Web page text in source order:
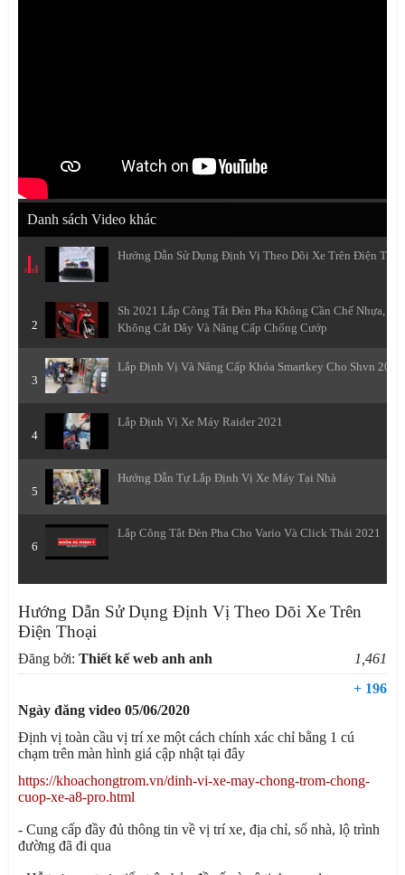
Danh sách Video khác
Hướng Dẫn Sử Dụng Định Vị Theo Dõi Xe Trên Điện
2
Sh 2021 Lắp Công Tắt Đèn Pha Không Cần Chế Nhựa,
Không Cắt Dây Và Nâng Cấp Chống Cướp
3
Lắp Định Vị Và Nâng Cấp Khóa Smartkey Cho Shvn 2021
4
Lắp Định Vị Xe Máy Raider 2021
5
Hướng Dẫn Tự Lắp Định Vị Xe Máy Tại Nhà
6
Lắp Công Tắt Đèn Pha Cho Vario Và Click Thái 2021
Hướng Dẫn Sử Dụng Định Vị Theo Dõi Xe Trên
Điện Thoại
Đăng bởi: Thiết kế web anh anh
1,461
+ 196
Ngày đăng video 05/06/2020
Định vị toàn cầu vị trí xe một cách chính xác chỉ bằng 1 cú
chạm trên màn hình giá cập nhật tại đây
https://khoachongtrom.vn/dinh-vi-xe-may-chong-trom-chong-
cuop-xe-a8-pro.html
- Cung cấp đầy đủ thông tin về vị trí xe, địa chỉ, số nhà, lộ trình
đường đã đi qua